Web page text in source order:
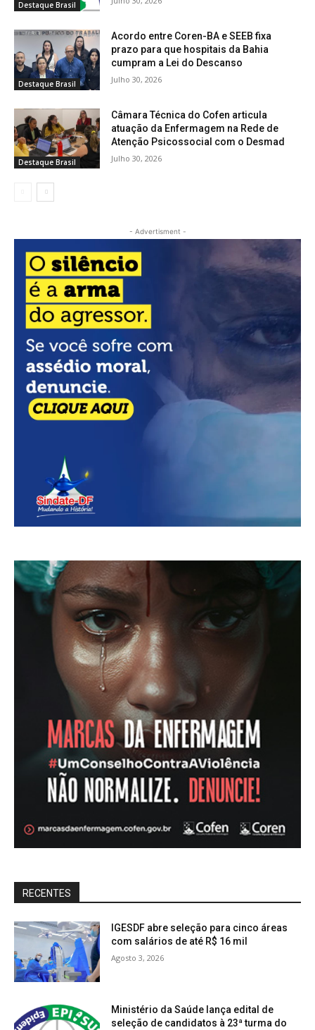
Destaque Brasil
Destaque Brasil
Acordo entre Coren-BA e SEEB fixa
prazo para que hospitais da Bahia
cumpram a Lei do Descanso
Julho 30, 2026
Destaque Brasil
Câmara Técnica do Cofen articula
atuação da Enfermagem na Rede de
Atenção Psicossocial com o Desmad
Julho 30, 2026
- Advertisment -
RECENTES
IGESDF abre seleção para cinco áreas
com salários de até R$ 16 mil
Agosto 3, 2026
Ministério da Saúde lança edital de
seleção de candidatos à 23ª turma do